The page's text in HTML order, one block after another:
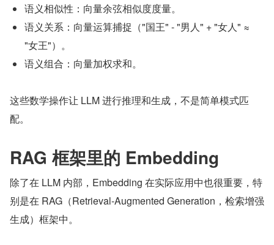
语义相似性：向量余弦相似度度量。
语义关系：向量运算捕捉（"国王" - "男人" + "女人" ≈
"女王"）。
语义组合：向量加权求和。
这些数学操作让 LLM 进行推理和生成，不是简单模式匹
配。
RAG 框架里的 Embedding
除了在 LLM 内部，Embedding 在实际应用中也很重要，特
别是在 RAG（Retrieval-Augmented Generation，检索增强
生成）框架中。